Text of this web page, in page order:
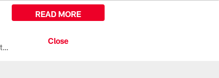
All the ways you can watch, stream, and tune-in to Preseason Week 1 between the Texans and the Los Angeles Chargers at Reliant Stadium on August 13.
READ MORE